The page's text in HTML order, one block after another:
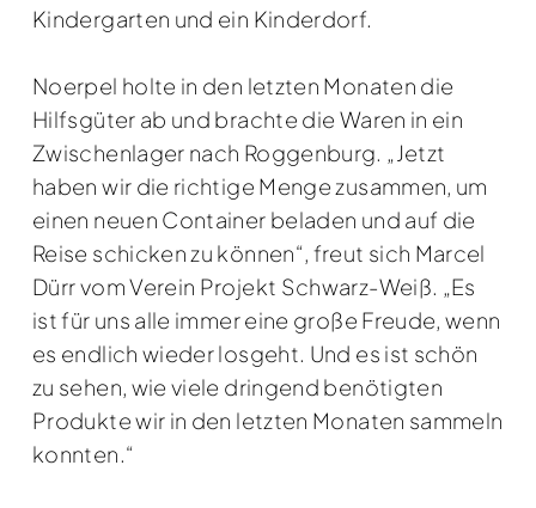
Kindergarten und ein Kinderdorf.
Noerpel holte in den letzten Monaten die
Hilfsgüter ab und brachte die Waren in ein
Zwischenlager nach Roggenburg. „Jetzt
haben wir die richtige Menge zusammen, um
einen neuen Container beladen und auf die
Reise schicken zu können“, freut sich Marcel
Dürr vom Verein Projekt Schwarz-Weiß. „Es
ist für uns alle immer eine große Freude, wenn
es endlich wieder losgeht. Und es ist schön
zu sehen, wie viele dringend benötigten
Produkte wir in den letzten Monaten sammeln
konnten.“